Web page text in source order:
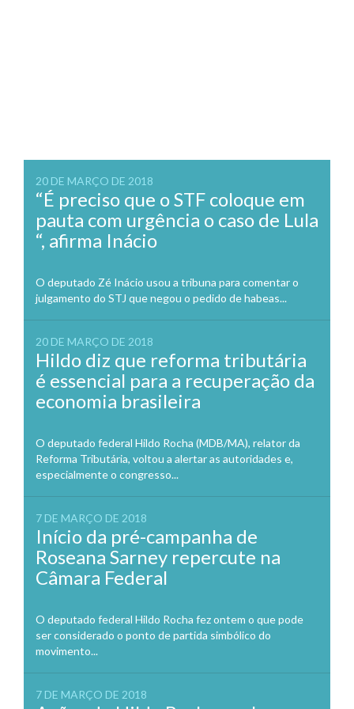
20 DE MARÇO DE 2018
“É preciso que o STF coloque em
pauta com urgência o caso de Lula
“, afirma Inácio
O deputado Zé Inácio usou a tribuna para comentar o
julgamento do STJ que negou o pedido de habeas...
20 DE MARÇO DE 2018
Hildo diz que reforma tributária
é essencial para a recuperação da
economia brasileira
O deputado federal Hildo Rocha (MDB/MA), relator da
Reforma Tributária, voltou a alertar as autoridades e,
especialmente o congresso...
7 DE MARÇO DE 2018
Início da pré-campanha de
Roseana Sarney repercute na
Câmara Federal
O deputado federal Hildo Rocha fez ontem o que pode
ser considerado o ponto de partida simbólico do
movimento...
7 DE MARÇO DE 2018